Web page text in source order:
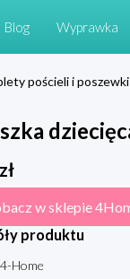
Blog Wyprawka
pościeli i
zł
w sklepie
produktu
4-Home